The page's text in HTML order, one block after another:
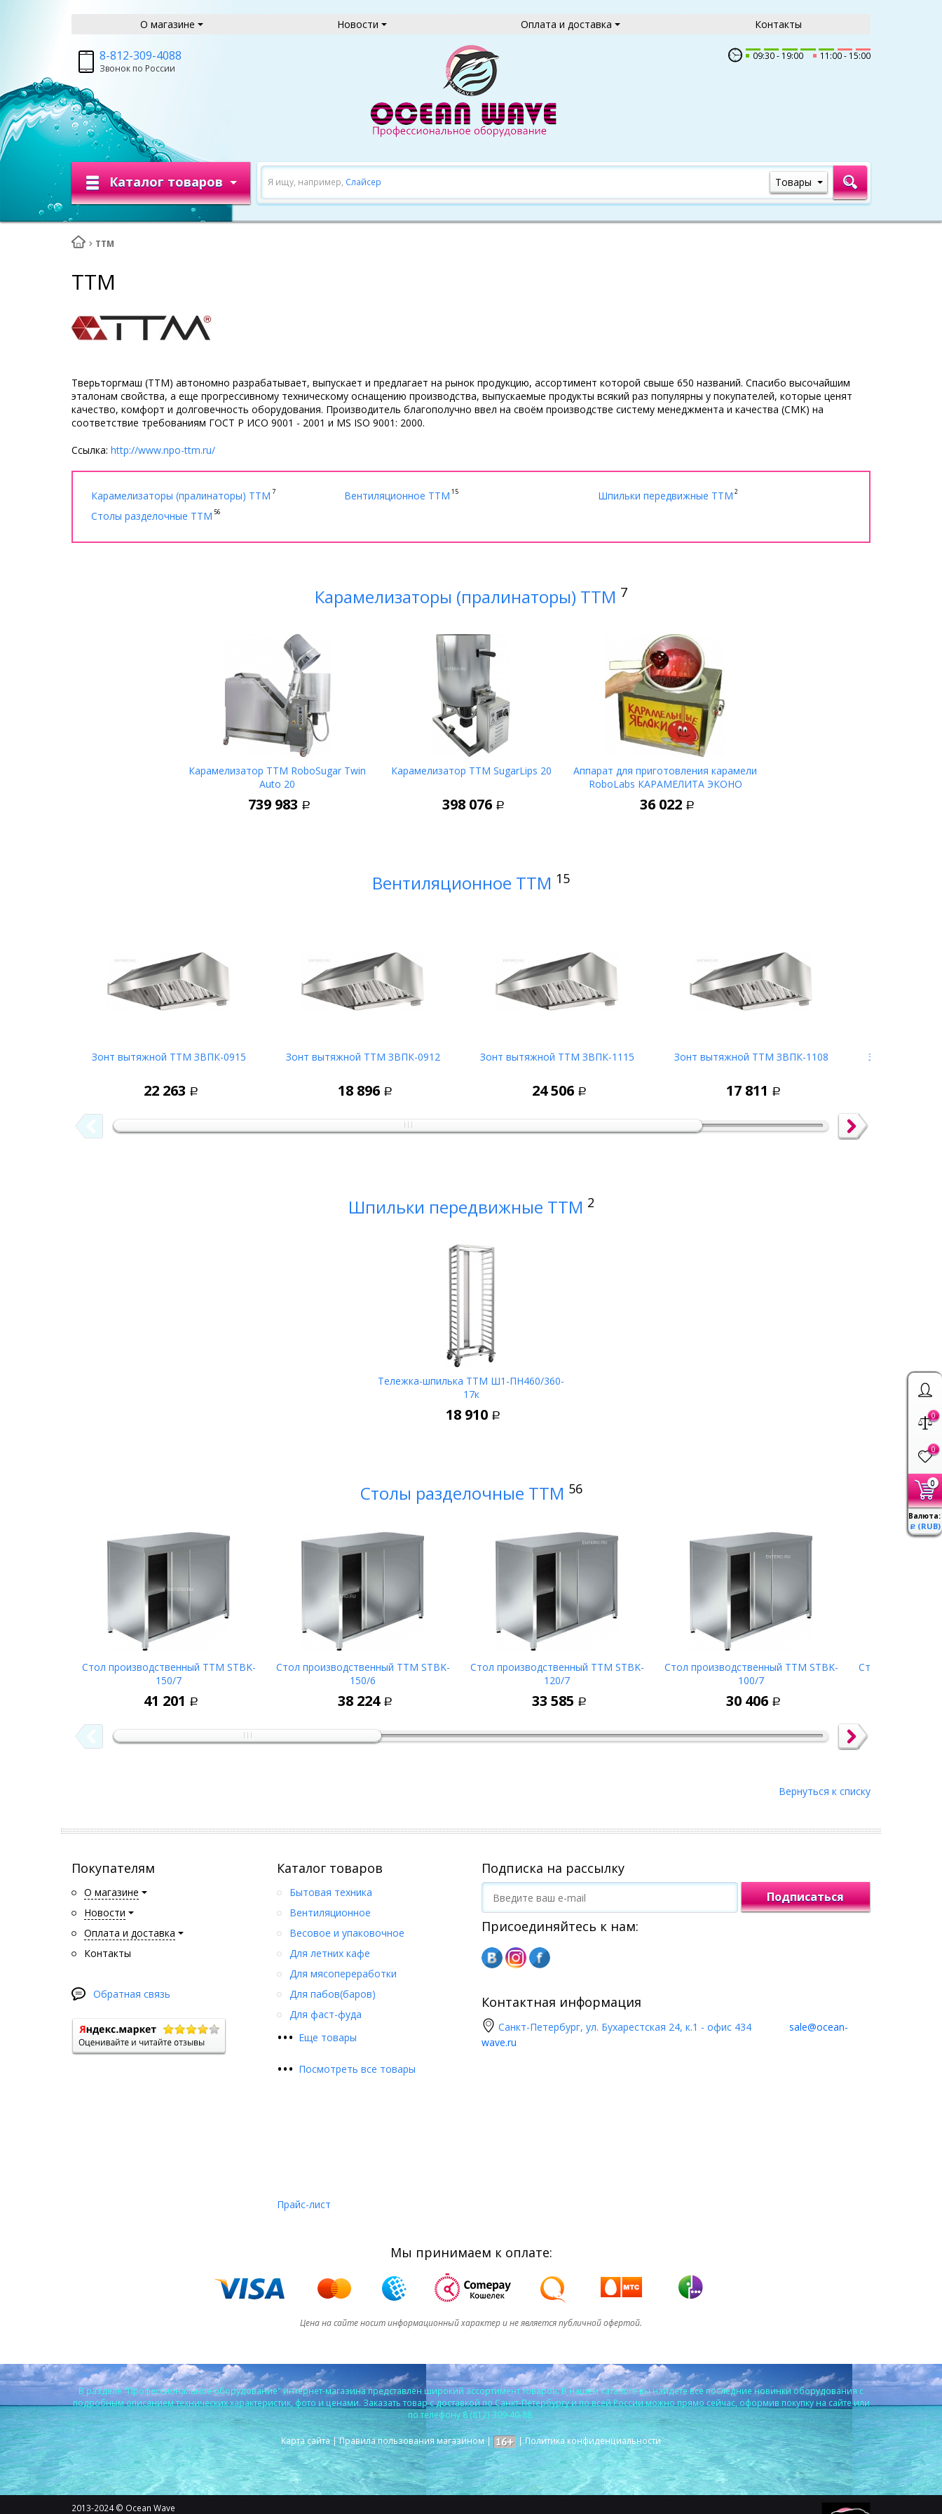
0
0
0
Валюта:
Р (RUB)
О магазине Новости Оплата и доставка Контакты
09:30 19:00 11:00 15:00
8-812-309-4088
Звонок по России
Я ищу, например, Слайсер Товары
Каталог товаров
ТТМ
ТТМ
Тверьторгмаш (ТТМ) автономно разрабатывает, выпускает и предлагает на рынок продукцию, ассортимент которой свыше 650 названий. Спасибо высочайшим
эталонам свойства, а еще прогрессивному техническому оснащению производства, выпускаемые продукты всякий раз популярны у покупателей, которые ценят
качество, комфорт и долговечность оборудования. Производитель благополучно ввел на своём производстве систему менеджмента и качества (СМК) на
соответствие требованиям ГОСТ Р ИСО 9001 - 2001 и MS ISO 9001: 2000.
Ссылка: http://www.npo-ttm.ru/
Карамелизаторы (пралинаторы) ТТМ 7 Вентиляционное ТТМ 15 Шпильки передвижные ТТМ 2
Столы разделочные ТТМ 56
Карамелизаторы (пралинаторы) ТТМ 7
Карамелизатор ТТМ RoboSugar Twin
Auto 20
739 983 Р
Карамелизатор ТТМ SugarLips 20
398 076 Р
Аппарат для приготовления карамели
RoboLabs КАРАМЕЛИТА ЭКОНО
36 022 Р
Вентиляционное ТТМ 15
Зонт вытяжной ТТМ ЗВПК-0915
22 263 Р
Зонт вытяжной ТТМ ЗВПК-0912
18 896 Р
Зонт вытяжной ТТМ ЗВПК-1115
24 506 Р
Зонт вытяжной ТТМ ЗВПК-1108
17 811 Р
Зонт
Шпильки передвижные ТТМ 2
Тележка-шпилька ТТМ Ш1-ПН460/360-
17к
18 910 Р
Столы разделочные ТТМ 56
Стол производственный ТТМ STBK-
150/7
41 201 Р
Стол производственный ТТМ STBK-
150/6
38 224 Р
Стол производственный ТТМ STBK-
120/7
33 585 Р
Стол производственный ТТМ STBK-
100/7
30 406 Р
Стол
Вернуться к списку
Покупателям
О магазине
Новости
Оплата и доставка
Контакты
Обратная связь
Каталог товаров
••• Еще товары
Бытовая техника
Вентиляционное
Весовое и упаковочное
Для летних кафе
Для мясопереработки
Для пабов(баров)
Для фаст-фуда
••• Посмотреть все товары
Прайс-лист
Подписка на рассылку
Подписаться
Присоединяйтесь к нам:
Контактная информация
Санкт-Петербург, ул. Бухарестская 24, к.1 - офис 434
sale@ocean-
wave.ru
Мы принимаем к оплате:
Цена на сайте носит информационный характер и не является публичной офертой.
В разделе "Профессиональное оборудование" интернет-магазина представлен широкий ассортимент товаров. В нашем каталоге вы найдете все последние новинки оборудования с
подробным описанием технических характеристик, фото и ценами. Заказать товар с доставкой по Санкт-Петербургу и по всей России можно прямо сейчас, оформив покупку на сайте или
по телефону 8 (812) 309-40-88.
Карта сайта|Правила пользования магазином| |Политика конфиденциальности
2013-2024 © Ocean Wave